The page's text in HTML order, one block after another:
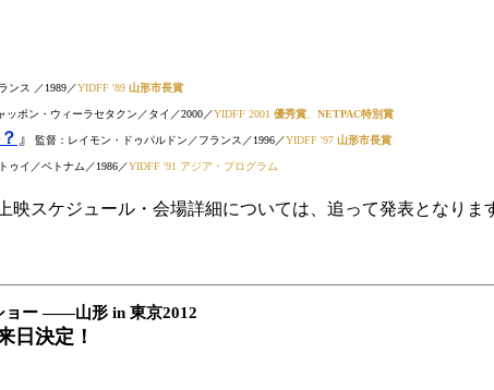
ンス ／1989／YIDFF '89 山形市長賞
ッポン・ウィーラセタクン／タイ／2000／YIDFF 2001 優秀賞、 NETPAC特別賞
』 監督：レイモン・ドゥパルドン／フランス／1996／YIDFF '97 山形市長賞
ゥイ／ベトナム／1986／YIDFF '91 アジア・プログラム
スケジュール・会場詳細については、追って発表となりま
ョー ――山形 in 東京2012
日決定！